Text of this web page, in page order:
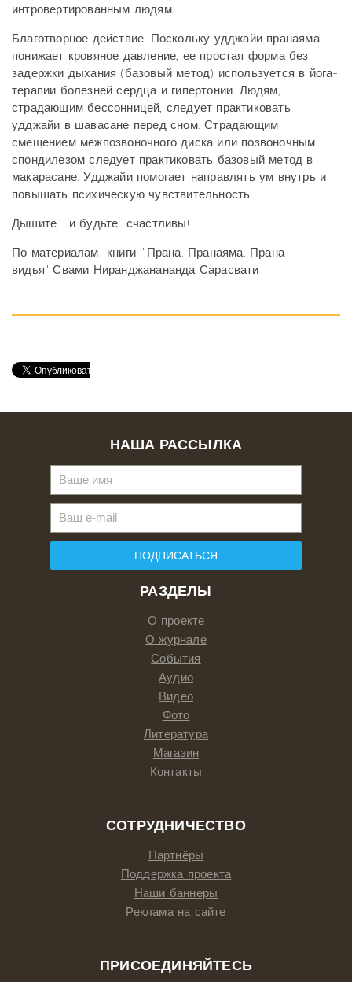
интровертированным людям.
Благотворное действие: Поскольку удджайи пранаяма
понижает кровяное давление, ее простая форма без
задержки дыхания (базовый метод) используется в йога-
терапии болезнейсердца и гипертонии. Людям,
страдающим бессонницей, следует практиковать
удджайи в шавасане перед сном.Страдающим
смещением межпозвоночного диска или позвоночным
спондилезом следует практиковать базовый метод в
макарасане. Удджайи помогает направлять ум внутрь и
повышать психическую чувствительность.
Дышите и будьте счастливы!
По материалам книги: "Прана. Пранаяма. Прана
видья" Свами Ниранджанананда Сарасвати
РАЗДЕЛЫ
О проекте
О журнале
События
Аудио
Видео
Фото
Литература
Магазин
Контакты
СОТРУДНИЧЕСТВО
Партнёры
Поддержка проекта
Наши баннеры
Реклама на сайте
ПРИСОЕДИНЯЙТЕСЬ
НАША РАССЫЛКА
ПОДПИСАТЬСЯ